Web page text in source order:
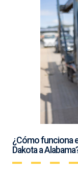
¿Cómo funciona
Dakota a